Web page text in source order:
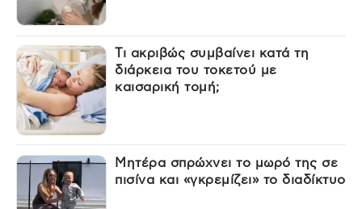
Τι ακριβώς συμβαίνει κατά τη
διάρκεια του τοκετού με
καισαρική τομή;
Μητέρα σπρώχνει το μωρό της σε
πισίνα και «γκρεμίζει» το διαδίκτυο